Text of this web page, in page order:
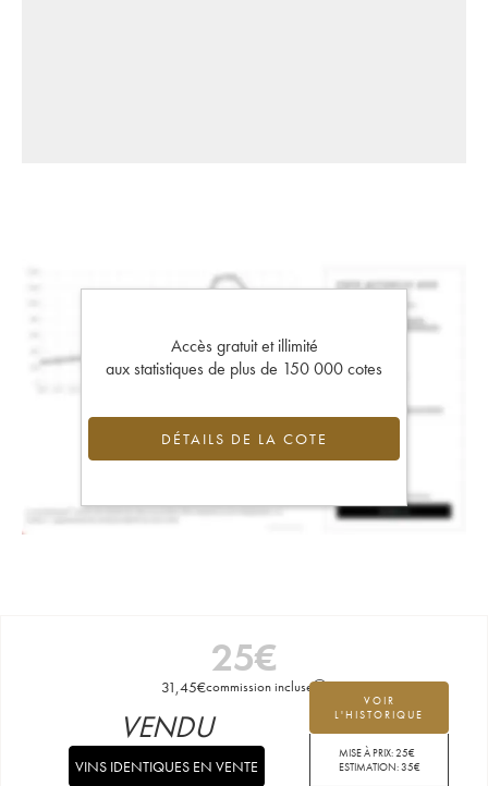
Accès gratuit et illimité
aux statistiques de plus de 150 000 cotes
DÉTAILS DE LA COTE
25€
31,45€commission incluse
VOIR
L'HISTORIQUE
MISE À PRIX:25€
ESTIMATION:35€
VENDU
VINS IDENTIQUES EN VENTE